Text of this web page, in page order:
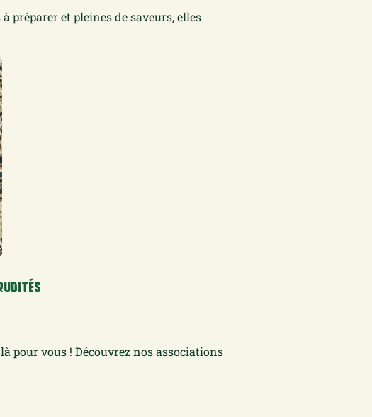
à préparer et pleines de saveurs, elles
pour vous ! Découvrez nos associations